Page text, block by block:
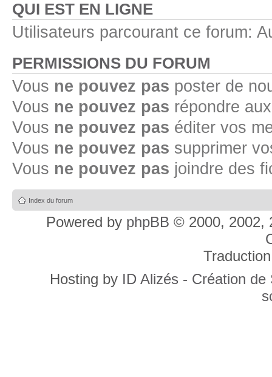
QUI EST EN LIGNE
Utilisateurs parcourant ce forum:
PERMISSIONS DU FORUM
Vous ne pouvez pas poster de
Vous ne pouvez pas répondre
Vous ne pouvez pas éditer vos
Vous ne pouvez pas supprimer
Vous ne pouvez pas joindre des
Index du forum
Powered by phpBB © 2000, 2002,
Hosting by ID Alizés - Création